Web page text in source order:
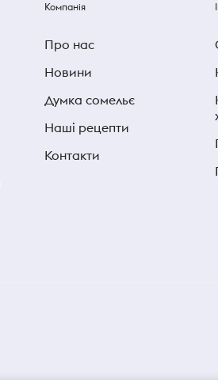
Компанія
Про нас
Новини
Думка сомельє
Наші рецепти
Контакти